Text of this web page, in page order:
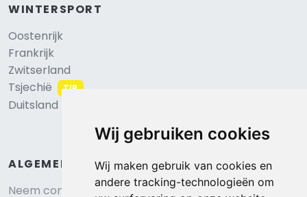
Wij gebruiken cookies
Wij maken gebruik van cookies en
andere tracking-technologieën om
WINTERSPORT
Oostenrijk
Frankrijk
Zwitserland
Tsjechië
TIP
Duitsland
ALGEMEEN
Neem contact op